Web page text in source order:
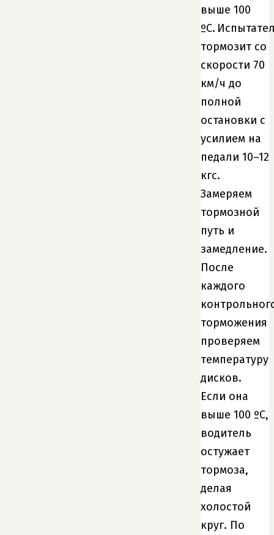
выше 100
ºС.
тормозит со
скорости 70
км/ч до
полной
остановки с
усилием на
педали 10–12
кгс.
Замеряем
тормозной
путь и
замедление.
После
каждого
торможения
проверяем
температуру
дисков.
Если она
выше 100 ºС,
водитель
остужает
тормоза,
делая
холостой
круг. По